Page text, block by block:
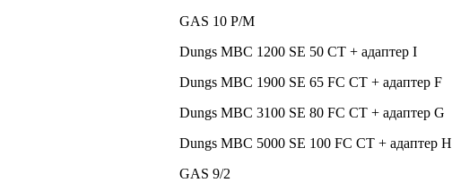
GAS 10 P/M
Dungs MBC 1200 SE 50 CT + адаптер I
Dungs MBC 1900 SE 65 FC CT + адаптер F
Dungs MBC 3100 SE 80 FC CT + адаптер G
Dungs MBC 5000 SE 100 FC CT + адаптер H
GAS 9/2